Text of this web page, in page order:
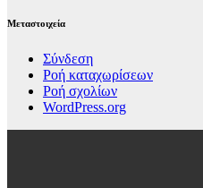
Μεταστοιχεία
Σύνδεση
Ροή καταχωρίσεων
Ροή σχολίων
WordPress.org